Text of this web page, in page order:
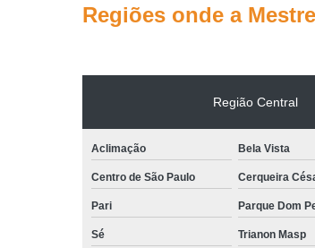
Regiões onde a
Região Central
Aclimação Bela Vista
Centro de São Paulo Cerqueira
Pari Parque Dom
Sé Trianon Masp